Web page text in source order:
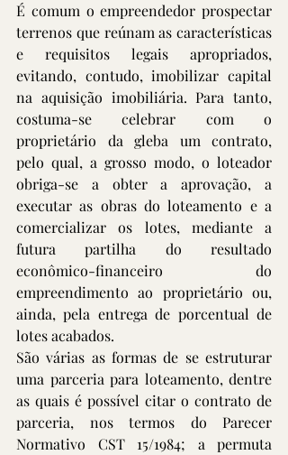
É comum o empreendedor prospectar
terrenos que reúnam as características
e requisitos legais apropriados,
evitando, contudo, imobilizar capital
na aquisição imobiliária. Para tanto,
costuma-se celebrar com o
proprietário da gleba um contrato,
pelo qual, a grosso modo, o loteador
obriga-se a obter a aprovação, a
executar as obras do loteamento e a
comercializar os lotes, mediante a
futura partilha do resultado
econômico-financeiro do
empreendimento ao proprietário ou,
ainda, pela entrega de porcentual de
lotes acabados.
São várias as formas de se estruturar
uma parceria para loteamento, dentre
as quais é possível citar o contrato de
parceria, nos termos do Parecer
Normativo CST 15/1984; a permuta